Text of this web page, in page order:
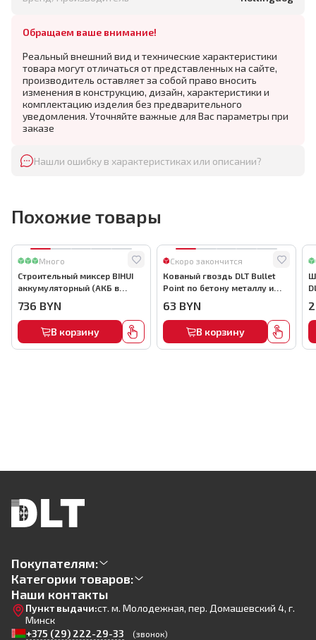
Обращаем ваше внимание!
Реальный внешний вид и технические характеристики
товара могут отличаться от представленных на сайте,
производитель оставляет за собой право вносить
изменения в конструкцию, дизайн, характеристики и
комплектацию изделия без предварительного
уведомления. Уточняйте важные для Вас параметры при
заказе
Нашли ошибку в характеристиках или описании?
Похожие товары
Много
Строительный миксер BIHUI
аккумуляторный (АКБ в
736 BYN
В корзину
Скоро закончится
Кованый гвоздь DLT Bullet
Point по бетону металлу и
арт.0116
63 BYN
В корзину
Покупателям:
Категории товаров:
Наши контакты
Пункт выдачи:ст. м. Молодежная, пер. Домашевский 4, г.
Минск
+375 (29) 222-29-33
(звонок)